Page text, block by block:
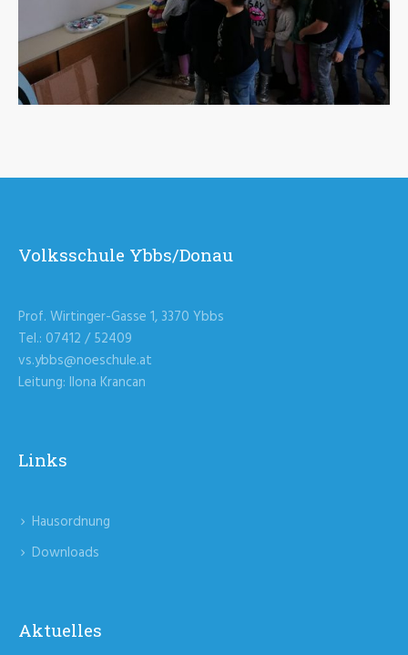
Volksschule Ybbs/Donau
Prof. Wirtinger-Gasse 1, 3370 Ybbs
Tel.: 07412 / 52409
vs.ybbs@noeschule.at
Leitung: Ilona Krancan
Links
Hausordnung
Downloads
Aktuelles